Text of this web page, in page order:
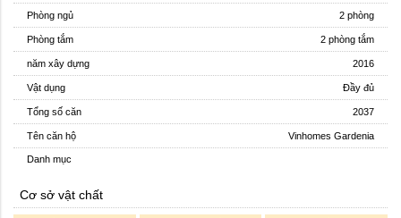
Phòng ngủ 2 phòng
Phòng tắm 2 phòng tắm
năm xây dựng 2016
Vật dụng Đầy đủ
Tổng số căn 2037
Tên căn hộ Vinhomes Gardenia
Danh mục
Cơ sở vật chất